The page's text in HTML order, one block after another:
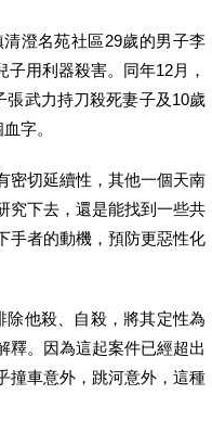
澄名苑社區29歲的男子李
用利器殺害。同年12月，
張武力持刀殺死妻子及10歲
字。
密切延續性，其他一個天南
究下去，還是能找到一些共
手者的動機，預防更惡性化
除他殺、自殺，將其定性為
釋。因為這起案件已經超出
撞車意外，跳河意外，這種